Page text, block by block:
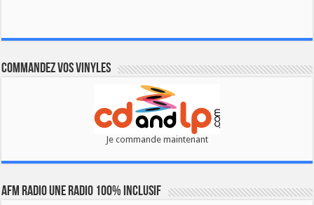
Commandez vos vinyles
Je commande maintenant
AFM RADIO UNE RADIO 100% INCLUSIF